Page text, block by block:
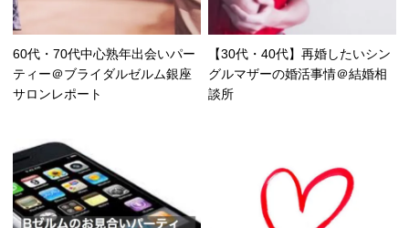
60代・70代中心熟年出会いパー
ティー＠ブライダルゼルム銀座
サロンレポート
【30代・40代】再婚したいシン
グルマザーの婚活事情＠結婚相
談所